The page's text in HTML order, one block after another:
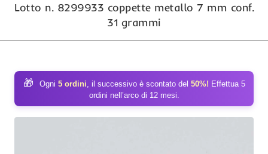
Lotto n. 8299933 coppette metallo 7 mm conf.
31 grammi
🎁 Ogni 5 ordini, il successivo è scontato del 50%! Effettua 5
ordini nell’arco di 12 mesi.